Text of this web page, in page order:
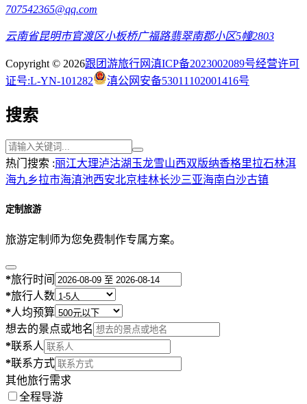
707542365@qq.com
云南省昆明市官渡区小板桥广福路翡翠南郡小区5幢2803
Copyright © 2026跟团游旅行网滇ICP备2023002089号经营许可
证号:L-YN-101282
滇公网安备53011102001416号
搜索
热门搜索 :丽江大理泸沽湖 玉龙雪山西双版纳香格里拉石林洱
海九乡拉市海滇池西安北京桂林长沙三亚海南白沙古镇
定制旅游
旅游定制师为您免费制作专属方案。
*旅行时间
*旅行人数
*人均预算
想去的景点或地名
*联系人
*联系方式
其他旅行需求
全程导游